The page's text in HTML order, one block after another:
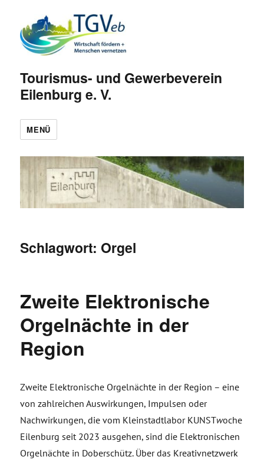
Tourismus- und Gewerbeverein
Eilenburg e. V.
MENÜ
Schlagwort: Orgel
Zweite Elektronische
Orgelnächte in der
Region
Zweite Elektronische Orgelnächte in der Region – eine
von zahlreichen Auswirkungen, Impulsen oder
Nachwirkungen, die vom Kleinstadtlabor KUNSTwoche
Eilenburg seit 2023 ausgehen, sind die Elektronischen
Orgelnächte in Doberschütz. Über das Kreativnetzwerk